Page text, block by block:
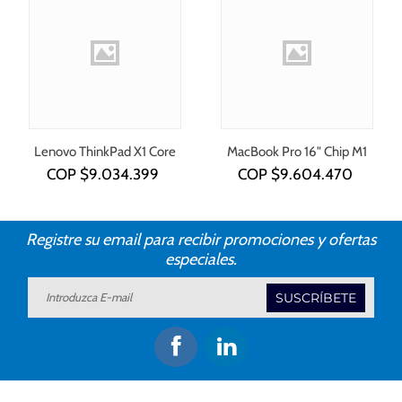
Lenovo ThinkPad X1 Core
i7-1355U
COP $9.034.399
MacBook Pro 16" Chip M1
COP $9.604.470
Registre su email para recibir promociones y ofertas
especiales.
SUSCRÍBETE